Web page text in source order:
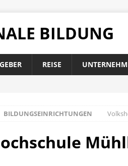
BILDUNG
REISE
BILDUNGSEINRICHTUNGEN